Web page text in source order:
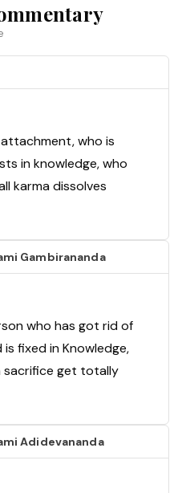
who is
in knowledge, who
karma dissolves
Gambirananda
who has got rid of
fixed in Knowledge,
sacrifice get totally
Adidevananda